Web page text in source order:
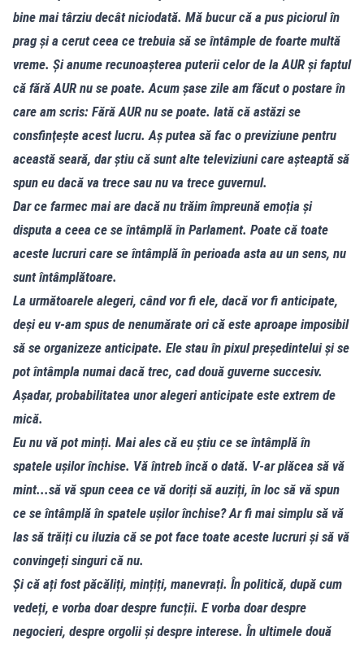
bine mai târziu decât niciodată. Mă bucur că a pus piciorul în
prag și a cerut ceea ce trebuia să se întâmple de foarte multă
vreme. Și anume recunoașterea puterii celor de la AUR și faptul
că fără AUR nu se poate. Acum şase zile am făcut o postare în
care am scris: Fără AUR nu se poate. Iată că astăzi se
consfinţeşte acest lucru. Aş putea să fac o previziune pentru
această seară, dar ştiu că sunt alte televiziuni care aşteaptă să
spun eu dacă va trece sau nu va trece guvernul.
Dar ce farmec mai are dacă nu trăim împreună emoția și
disputa a ceea ce se întâmplă în Parlament. Poate că toate
aceste lucruri care se întâmplă în perioada asta au un sens, nu
sunt întâmplătoare.
La următoarele alegeri, când vor fi ele, dacă vor fi anticipate,
deși eu v-am spus de nenumărate ori că este aproape imposibil
să se organizeze anticipate. Ele stau în pixul președintelui și se
pot întâmpla numai dacă trec, cad două guverne succesiv.
Așadar, probabilitatea unor alegeri anticipate este extrem de
mică.
Eu nu vă pot minți. Mai ales că eu știu ce se întâmplă în
spatele ușilor închise. Vă întreb încă o dată. V-ar plăcea să vă
mint...să vă spun ceea ce vă doriți să auziți, în loc să vă spun
ce se întâmplă în spatele ușilor închise? Ar fi mai simplu să vă
las să trăiți cu iluzia că se pot face toate aceste lucruri și să vă
convingeți singuri că nu.
Și că ați fost păcăliți, mințiți, manevrați. În politică, după cum
vedeți, e vorba doar despre funcții. E vorba doar despre
negocieri, despre orgolii și despre interese. În ultimele două